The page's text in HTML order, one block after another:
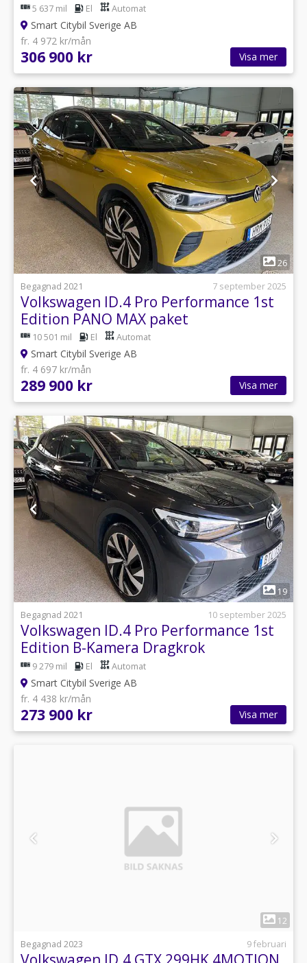
5 637 mil El Automat
Smart Citybil Sverige AB
fr. 4 972 kr/mån
306 900 kr Visa mer
1
26
Begagnad 2021
7 september 2025
Volkswagen ID.4 Pro Performance 1st
Edition PANO MAX paket
10 501 mil El Automat
Smart Citybil Sverige AB
fr. 4 697 kr/mån
289 900 kr Visa mer
1
19
Begagnad 2021
10 september 2025
Volkswagen ID.4 Pro Performance 1st
Edition B-Kamera Dragkrok
9 279 mil El Automat
Smart Citybil Sverige AB
fr. 4 438 kr/mån
273 900 kr Visa mer
12
Begagnad 2023
9 februari